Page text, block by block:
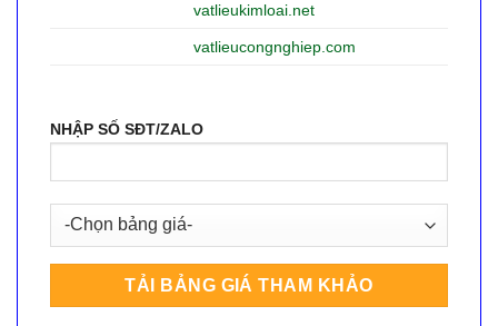
vatlieukimloai.net
vatlieucongnghiep.com
NHẬP SỐ SĐT/ZALO